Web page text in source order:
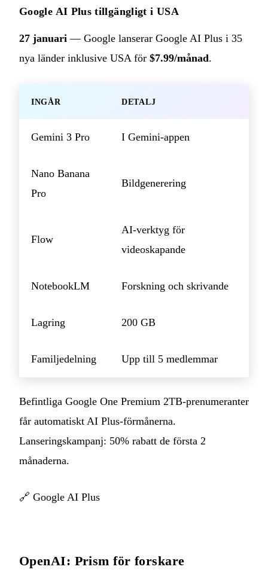
Google AI Plus tillgängligt i USA
27 januari — Google lanserar Google AI Plus i 35
nya länder inklusive USA för $7.99/månad.
INGÅR DETALJ
Gemini 3 Pro I Gemini-appen
Nano Banana
Pro
Bildgenerering
Flow
AI-verktyg för
videoskapande
NotebookLM Forskning och skrivande
Lagring 200 GB
Familjedelning Upp till 5 medlemmar
Befintliga Google One Premium 2TB-prenumeranter
får automatiskt AI Plus-förmånerna.
Lanseringskampanj: 50% rabatt de första 2
månaderna.
🔗 Google AI Plus
OpenAI: Prism för forskare